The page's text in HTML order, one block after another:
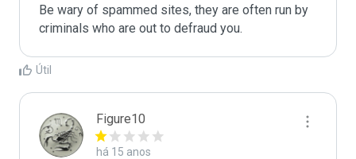
Be wary of spammed sites, they are often run by
criminals who are out to defraud you.
Útil
Figure10
há 15 anos